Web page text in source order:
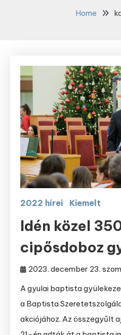
Home
2022 hírei Kiemelt
Idén közel
cipősdoboz
2023. december 23.
A gyulai baptista
a Baptista
akciójához. Az összegyűlt